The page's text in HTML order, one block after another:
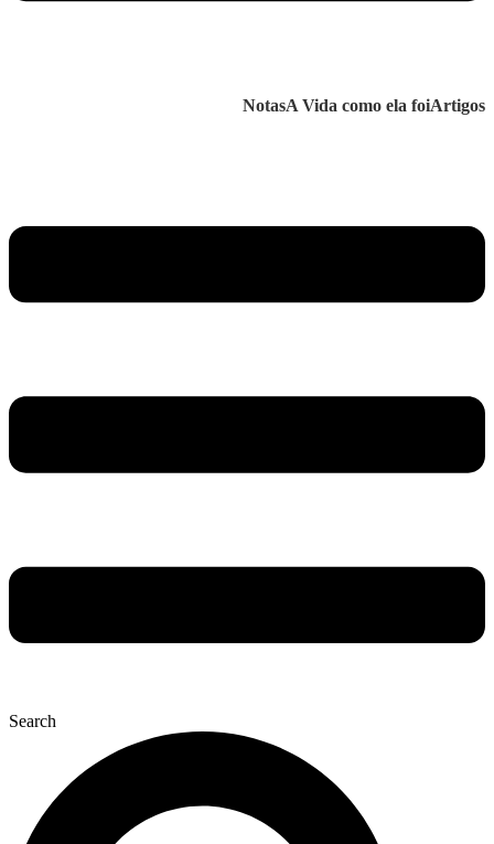
NotasA Vida como ela foiArtigos
Search